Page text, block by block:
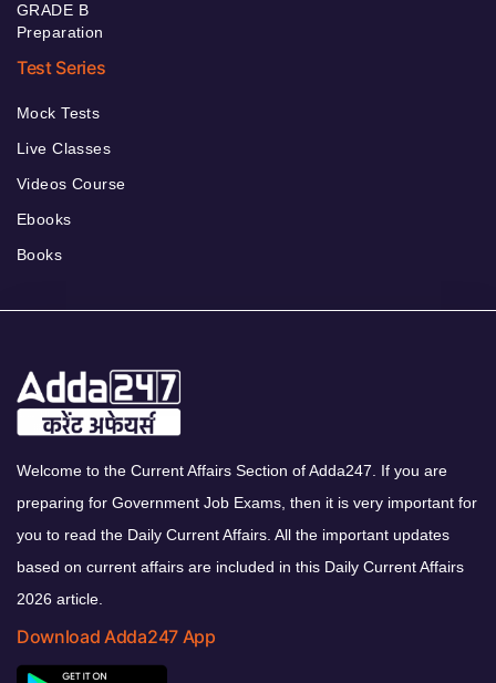
GRADE B
Preparation
Test Series
Mock Tests
Live Classes
Videos Course
Ebooks
Books
Welcome to the Current Affairs Section of Adda247. If you are
preparing for Government Job Exams, then it is very important for
you to read the Daily Current Affairs. All the important updates
based on current affairs are included in this Daily Current Affairs
2026 article.
Download Adda247 App